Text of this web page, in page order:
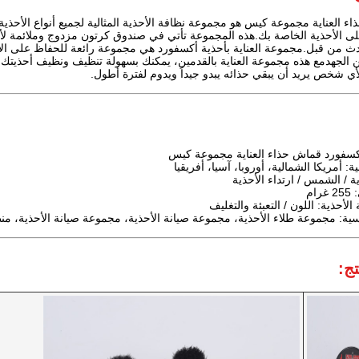
العناية مجموعة كيس هو مجموعة نظافة الأحذية المثالية لجميع أنواع
الأحذية الخاصة بك.هذه المجموعة تأتي في صندوق كرتون مزدوج وملائمة
من قبل.مجموعة العناية بأحذية أكسفورد هي مجموعة رائعة للحفاظ على
الجهدمع هذه مجموعة العناية بالقدمين، يمكنك بسهولة تنظيف ونظيف أحذيتك
لأي شخص يريد أن يبقي حذائه يبدو جيداً ويدوم لفترة أطول.
قماش حذاء العناية مجموعة كيس
أمريكا الشمالية، أوروبا، آسيا، أفريقيا
/ الشمس / ارتداء الأحذية
اللون / التعبئة والتغليف
مجموعة طلاء الأحذية، مجموعة صيانة الأحذية، مجموعة صيانة الأحذية،